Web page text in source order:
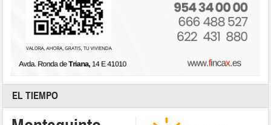
EL TIEMPO